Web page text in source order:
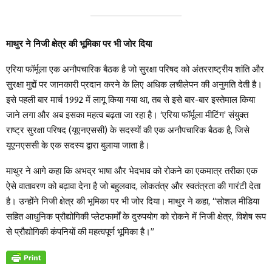
माथुर ने निजी क्षेत्र की भूमिका पर भी जोर दिया
एरिया फॉर्मूला एक अनौपचारिक बैठक है जो सुरक्षा परिषद को अंतरराष्ट्रीय शांति और
सुरक्षा मुद्दों पर जानकारी प्रदान करने के लिए अधिक लचीलेपन की अनुमति देती है।
इसे पहली बार मार्च 1992 में लागू किया गया था, तब से इसे बार-बार इस्तेमाल किया
जाने लगा और अब इसका महत्व बढ़ता जा रहा है। ‘एरिया फॉर्मूला मीटिंग’ संयुक्त
राष्ट्र सुरक्षा परिषद (यूएनएससी) के सदस्यों की एक अनौपचारिक बैठक है, जिसे
यूएनएससी के एक सदस्य द्वारा बुलाया जाता है।
माथुर ने आगे कहा कि अभद्र भाषा और भेदभाव को रोकने का एकमात्र तरीका एक
ऐसे वातावरण को बढ़ावा देना है जो बहुलवाद, लोकतंत्र और स्वतंत्रता की गारंटी देता
है। उन्होंने निजी क्षेत्र की भूमिका पर भी जोर दिया। माथुर ने कहा, “सोशल मीडिया
सहित आधुनिक प्रौद्योगिकी प्लेटफार्मों के दुरुपयोग को रोकने में निजी क्षेत्र, विशेष रूप
से प्रौद्योगिकी कंपनियों की महत्वपूर्ण भूमिका है।”